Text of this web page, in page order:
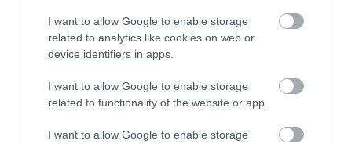
I want to allow Google to enable storage
related to analytics like cookies on web or
device identifiers in apps.
I want to allow Google to enable storage
related to functionality of the website or app.
I want to allow Google to enable storage